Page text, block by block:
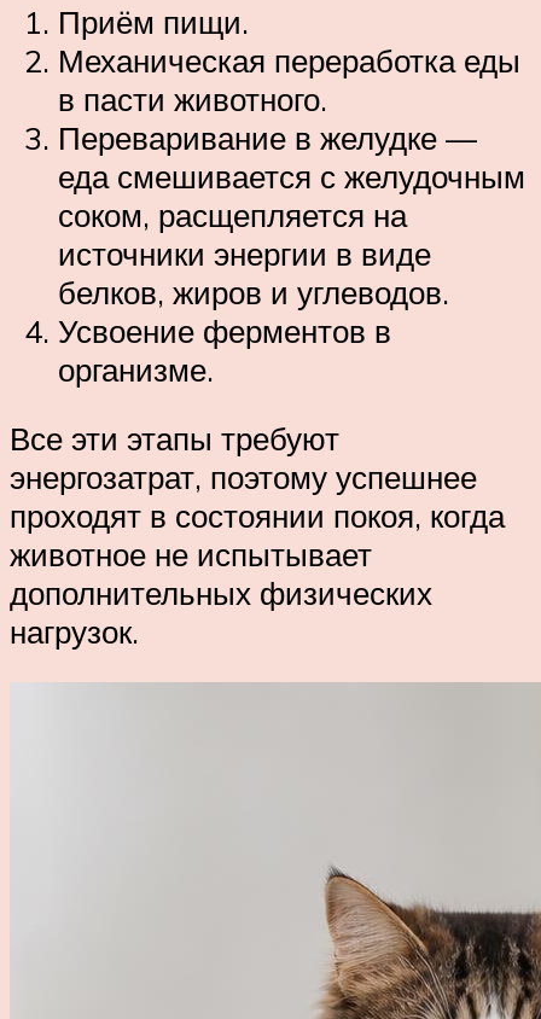
Приём пищи.
Механическая переработка еды
в пасти животного.
Переваривание в желудке —
еда смешивается с желудочным
соком, расщепляется на
источники энергии в виде
белков, жиров и углеводов.
Усвоение ферментов в
организме.
Все эти этапы требуют
энергозатрат, поэтому успешнее
проходят в состоянии покоя, когда
животное не испытывает
дополнительных физических
нагрузок.